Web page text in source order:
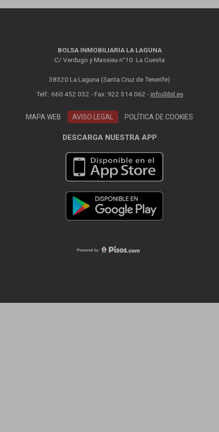
BOLSA INMOBILIARIA LA LAGUNA
C/ Verdugo y Massieu n°10. La Cuesta
38320 La Laguna (Santa Cruz de Tenerife)
Telf.: 660 452 032 - Fax: 922 314 062 -info@bil.es
MAPA WEB AVISO LEGAL POLÍTICA DE COOKIES
DESCARGA NUESTRA APP